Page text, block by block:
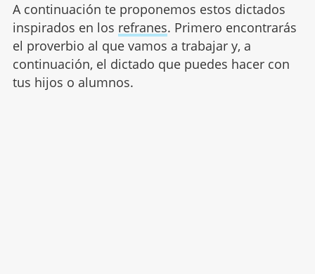
A continuación te proponemos estos dictados
inspirados en los refranes. Primero encontrarás
el proverbio al que vamos a trabajar y, a
continuación, el dictado que puedes hacer con
tus hijos o alumnos.